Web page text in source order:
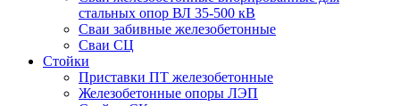
стальных опор ВЛ 35-500 кВ
Сваи забивные железобетонные
Сваи СЦ
Стойки
Приставки ПТ железобетонные
Железобетонные опоры ЛЭП